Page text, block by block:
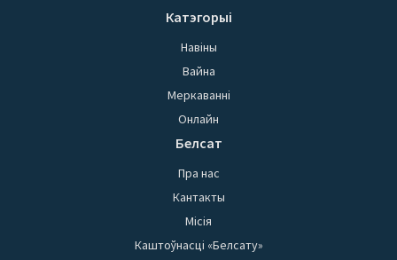
Катэгорыі
Навіны
Вайна
Меркаванні
Онлайн
Белсат
Пра нас
Кантакты
Місія
Каштоўнасці «Белсату»